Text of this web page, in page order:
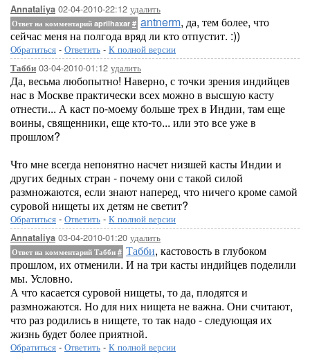
Annataliya 02-04-2010-22:12 удалить
Ответ на комментарий aprilhaxar # antnerm, да, тем более, что
сейчас меня на полгода вряд ли кто отпустит. :))
Обратиться - Ответить - К полной версии
Табби 03-04-2010-01:12 удалить
Да, весьма любопытно! Наверно, с точки зрения индийцев
нас в Москве практически всех можно в высшую касту
отнести... А каст по-моему больше трех в Индии, там еще
воины, священники, еще кто-то... или это все уже в
прошлом?
Что мне всегда непонятно насчет низшей касты Индии и
других бедных стран - почему они с такой силой
размножаются, если знают наперед, что ничего кроме самой
суровой нищеты их детям не светит?
Обратиться - Ответить - К полной версии
Annataliya 03-04-2010-01:20 удалить
Ответ на комментарий Табби # Табби, кастовость в глубоком
прошлом, их отменили. И на три касты индийцев поделили
мы. Условно.
А что касается суровой нищеты, то да, плодятся и
размножаются. Но для них нищета не важна. Они считают,
что раз родились в нищете, то так надо - следующая их
жизнь будет более приятной.
Обратиться - Ответить - К полной версии